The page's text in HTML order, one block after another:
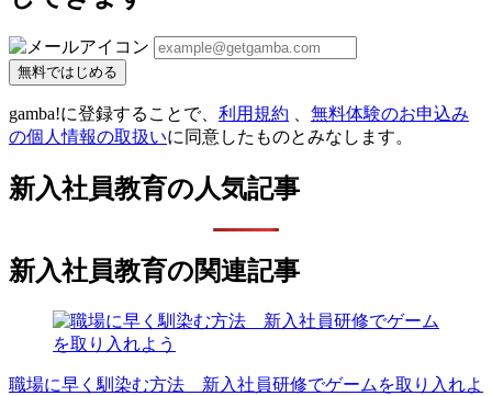
無料ではじめる
gamba!に登録することで、 利用規約
無料体験のお申込み
の個人情報の取扱いに同意したものとみなします。
新入社員教育の人気記事
新入社員教育の関連記事
職場に早く馴染む方法 新入社員研修でゲームを取り入れよ